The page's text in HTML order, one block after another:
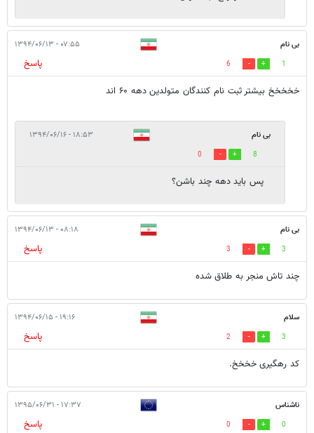
بی نام ۰۷:۵۵ - ۱۳۹۴/۰۶/۱۳
1
6
پاسخ
خخخخخ بیشتر ثبت نام کنندگان متولدین دهه ۶۰ اند
بی نام ۱۸:۵۳ - ۱۳۹۴/۰۶/۱۶
8
0
پس باید دهه چند باشن؟
بی نام ۰۸:۱۸ - ۱۳۹۴/۰۶/۱۳
3
3
پاسخ
چند تاش منجر به طلاق شده
سلام ۱۹:۱۶ - ۱۳۹۴/۰۶/۱۵
3
2
پاسخ
کد رهگیری خخخخ.
ناشناس ۱۷:۳۷ - ۱۳۹۵/۰۶/۳۱
0
0
پاسخ